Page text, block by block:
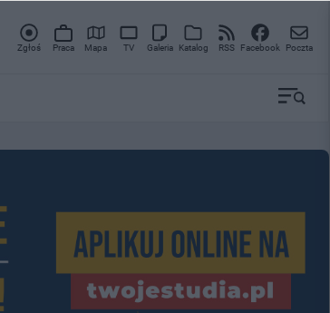
Zgłoś Praca Mapa TV Galeria Katalog RSS Facebook Poczta